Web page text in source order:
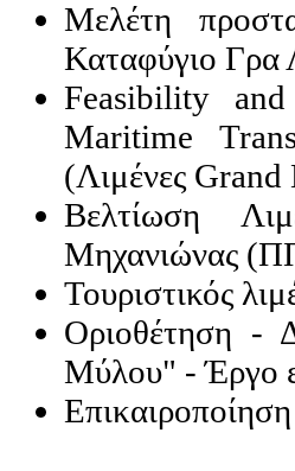
Μελέτη
Καταφύγιο
Feasibility
Maritime
(Λιμένες
Βελτίωση
Μηχανιώνας
Τουριστικός
Οριοθέτηση -
Μύλου" - Έργο